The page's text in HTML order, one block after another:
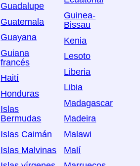
Guadalupe
Guatemala
Guayana
Guiana
francés
Haití
Honduras
Islas
Bermudas
Islas Caimán
Islas Malvinas
Guinea-
Bissau
Kenia
Lesoto
Liberia
Libia
Madagascar
Madeira
Malawi
Malí